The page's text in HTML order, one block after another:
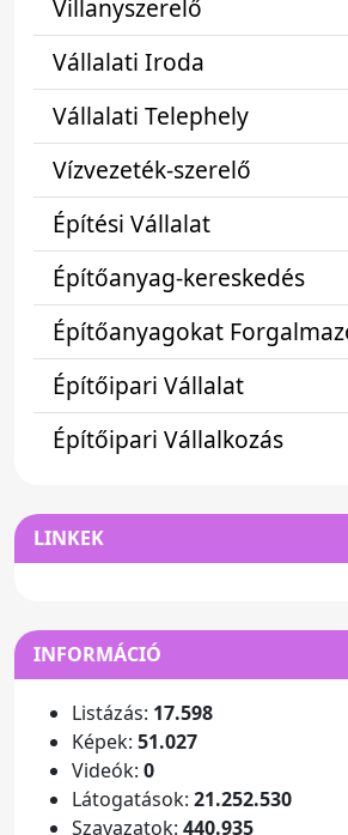
Villanyszerelő
Vállalati Iroda
Vállalati Telephely
Vízvezeték-szerelő
Építési Vállalat
Építőanyag-kereskedés
Építőanyagokat
Építőipari Vállalat
Építőipari Vállalkozás
LINKEK
INFORMÁCIÓ
Listázás: 17.598
Képek: 51.027
Videók: 0
Látogatások: 21.252.530
Szavazatok: 440.935